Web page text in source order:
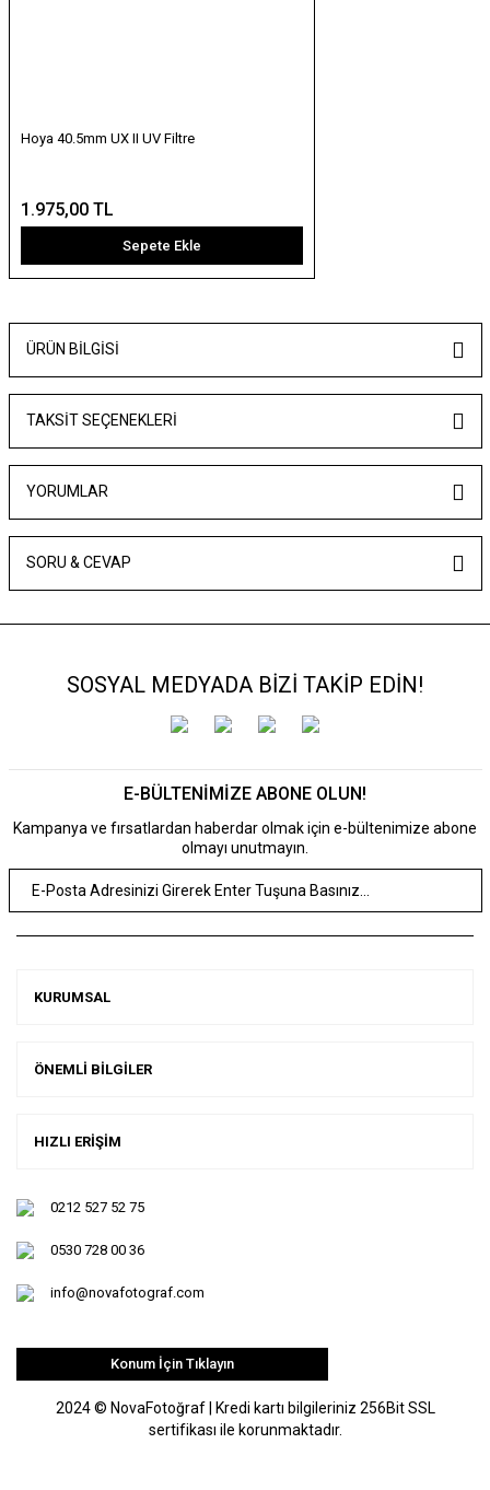
Hoya 40.5mm UX II UV Filtre
1.975,00 TL
Sepete Ekle
ÜRÜN BILGISI
TAKSIT SEÇENEKLERI
YORUMLAR
SORU & CEVAP
SOSYAL MEDYADA BİZİ TAKİP EDİN!
E-BÜLTENİMİZE ABONE OLUN!
Kampanya ve fırsatlardan haberdar olmak için e-bültenimize abone
olmayı unutmayın.
KURUMSAL
ÖNEMLİ BİLGİLER
HIZLI ERİŞİM
0212 527 52 75
0530 728 00 36
info@novafotograf.com
Konum İçin Tıklayın
2024 © NovaFotoğraf | Kredi kartı bilgileriniz 256Bit SSL
sertifikası ile korunmaktadır.